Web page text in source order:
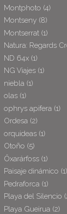
Montphoto (4)
Montseny (8)
Montserrat (1)
Natura: Regards
ND 64x (1)
NG Viajes (1)
niebla (1)
olas (1)
ophrys apifera (1)
Ordesa (2)
orquideas (1)
Otoño (5)
Öxarárfoss (1)
Paisaje dinámico (1)
Pedraforca (1)
Playa del Silencio
Playa Gueirua (2)